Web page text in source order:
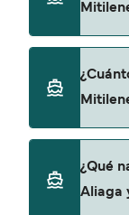
Mitilene es
minutos. La
de una
información
variar
un ferry de
¿Qué
Aliaga